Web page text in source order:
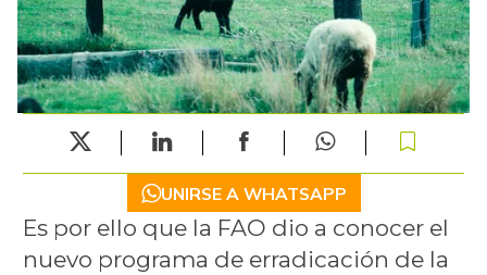
UNIRSE A WHATSAPP
Es por ello que la FAO dio a conocer el
nuevo programa de erradicación de la